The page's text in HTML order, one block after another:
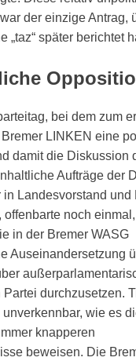
der einzige Antrag,
„taz“ später berichtet
bei dem zum
LINKEN eine
damit die Diskussion
Aufträge der
Landesvorstand und
offenbarte noch
in der Bremer WASG
Auseinandersetzung
durchzusetzen.
wie es
knapperen
beweisen. Die